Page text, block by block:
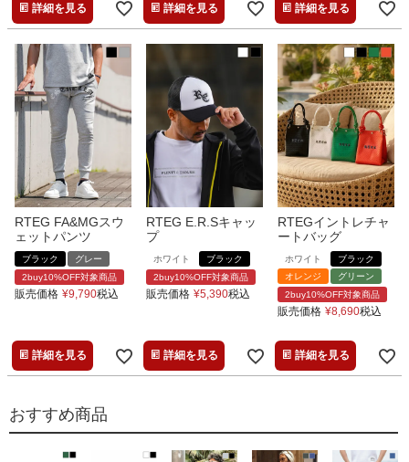
詳細を見る 詳細を見る 詳細を見る
RTEG FA&MGスウ
ェットパンツ
ブラック
グレー
2buy10%OFF対象商品
販売価格 ¥9,790税込
詳細を見る
RTEG E.R.Sキャッ
プ
ホワイト
ブラック
2buy10%OFF対象商品
販売価格 ¥5,390税込
詳細を見る
RTEGイントレチャ
ートバッグ
ホワイト
ブラック
オレンジ
グリーン
2buy10%OFF対象商品
販売価格 ¥8,690税込
詳細を見る
おすすめ商品